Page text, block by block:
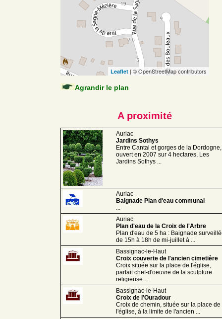
Leaflet | © OpenStreetMap contributors
Agrandir le plan
A proximité
Auriac
Jardins Sothys
Entre Cantal et gorges de la Dordogne,
ouvert en 2007 sur 4 hectares, Les
Jardins Sothys ...
Auriac
Baignade Plan d'eau communal
...
Auriac
Plan d'eau de la Croix de l'Arbre
Plan d'eau de 5 ha : Baignade
de 15h à 18h de mi-juillet à ...
Bassignac-le-Haut
Croix couverte de l'ancien cimetière
Croix située sur la place de l'église,
parfait chef-d'oeuvre de la sculpture
religieuse ...
Bassignac-le-Haut
Croix de l'Ouradour
Croix de chemin, située sur la place de
l'église, à la limite de l'ancien ...